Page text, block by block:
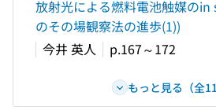
放射光による燃料電池触媒のin
のその場観察法の進歩(1))
今井 英人
p.167～172
もっと見る（全11